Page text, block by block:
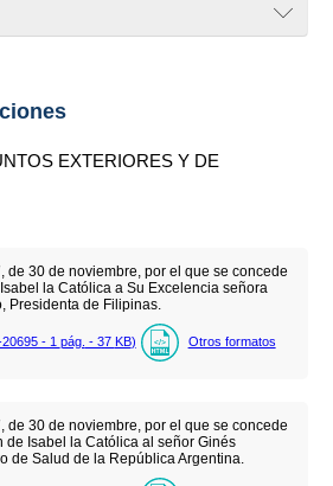
EXTERIORES Y DE
de 30 de noviembre, por el que se concede
la Católica a Su Excelencia señora
Presidenta de Filipinas.
- 1 pág. - 37 KB) Otros formatos
de 30 de noviembre, por el que se concede
de Isabel la Católica al señor Ginés
de Salud de la República Argentina.